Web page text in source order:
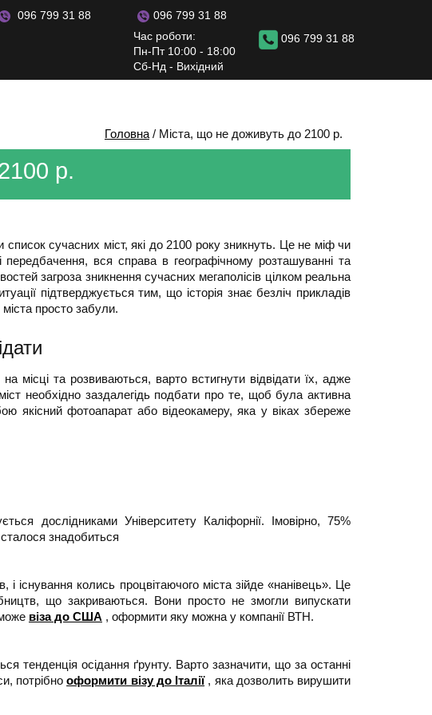
096 799 31 88
096 799 31 88
Час роботи:
Пн-Пт 10:00 - 18:00
Сб-Нд - Вихідний
096 799 31 88
Головна / Міста, що не доживуть до 2100 р.
р.
сучасних міст, які до 2100 року зникнуть. Це не міф чи
передбачення, вся справа в географічному розташуванні та
загроза зникнення сучасних мегаполісів цілком реальна
підтверджується тим, що історія знає безліч прикладів
міста просто забули.
місці та розвиваються, варто встигнути відвідати їх, адже
необхідно заздалегідь подбати про те, щоб була активна
якісний фотоапарат або відеокамеру, яка у віках збереже
дослідниками Університету Каліфорнії. Імовірно, 75%
знадобиться
існування колись процвітаючого міста зійде «нанівець». Це
що закриваються. Вони просто не змогли випускати
віза до США , оформити яку можна у компанії ВТН.
тенденція осідання ґрунту. Варто зазначити, що за останні
потрібнооформити візу до Італії, яка дозволить вирушити